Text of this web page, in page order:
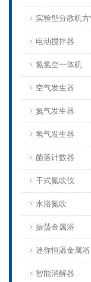
实验型分散机方
电动搅拌器
氮氢空一体机
空气发生器
氮气发生器
氢气发生器
菌落计数器
干式氮吹仪
水浴氮吹
振荡金属浴
迷你恒温金属浴
智能消解器